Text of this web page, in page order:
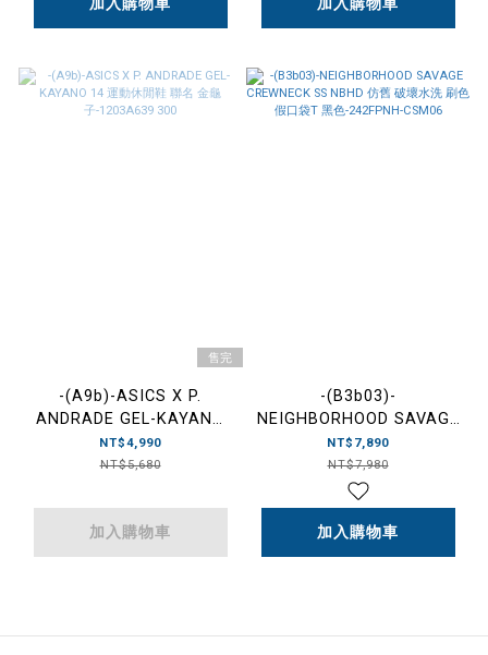
售完
-(A9b)-ASICS X P.
ANDRADE GEL-KAYANO
14 運動休閒鞋 聯名 金龜
子-1203A639 300
NT$4,990
NT$5,680
加入購物車
-(B3b03)-
NEIGHBORHOOD SAVAGE
CREWNECK SS NBHD 仿舊
破壞水洗 刷色 假口袋T 黑
色-242FPNH-CSM06
NT$7,890
NT$7,980
加入購物車